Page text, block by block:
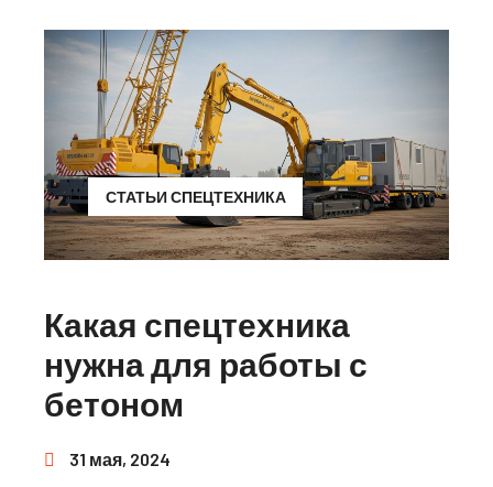
СТАТЬИ СПЕЦТЕХНИКА
Какая спецтехника
нужна для работы с
бетоном
31 мая, 2024